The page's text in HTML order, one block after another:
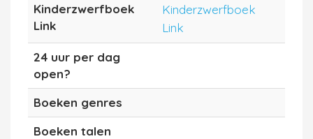
Kinderzwerfboek
Link
Kinderzwerfboek
Link
24 uur per dag
open?
Boeken genres
Boeken talen